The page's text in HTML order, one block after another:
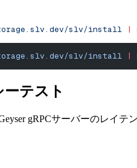
slv/install |
slv/install |
テスト
gRPCサーバーのレイテ